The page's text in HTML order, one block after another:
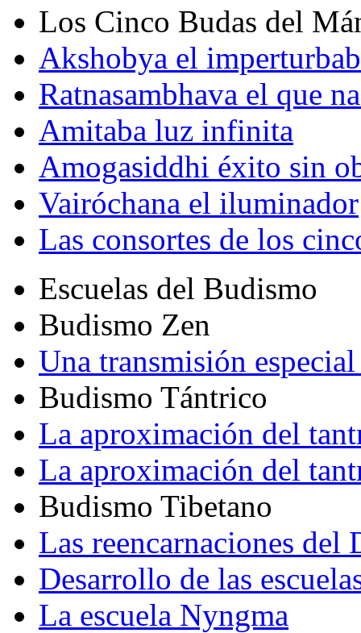
Los Cinco Budas del
Akshobya el
Ratnasambhava el que
Amitaba luz infinita
Amogasiddhi éxito sin
Vairóchana el iluminador
Las consortes de los
Escuelas del Budismo
Budismo Zen
Una transmisión
Budismo Tántrico
La aproximación del
La aproximación del
Budismo Tibetano
Las reencarnaciones del
Desarrollo de las
La escuela Nyngma